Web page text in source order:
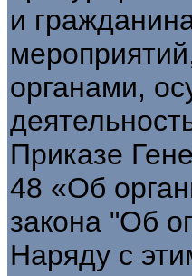
и
органами,
Приказе
48 «Об
закона "Об
Наряду с